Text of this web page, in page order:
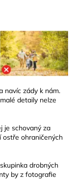
navíc zády k nám.
detaily nelze
je schovaný za
ostře ohraničených
drobných
by z fotografie